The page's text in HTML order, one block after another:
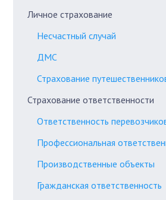
Личное страхование
Несчастный случай
ДМС
Страхование
Страхование ответственности
Ответственность
Профессиональная
Производственные объекты
Гражданская ответственность